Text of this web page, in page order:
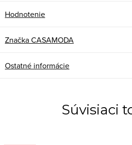
Hodnotenie
ZnačkaCASAMODA
Ostatné informácie
Súvisiaci